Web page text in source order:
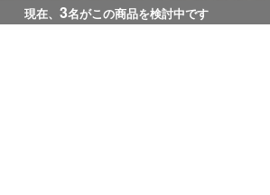
現在、 3名がこの商品を検討中です